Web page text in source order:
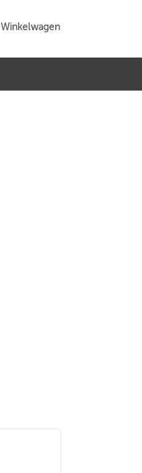
Winkelwagen